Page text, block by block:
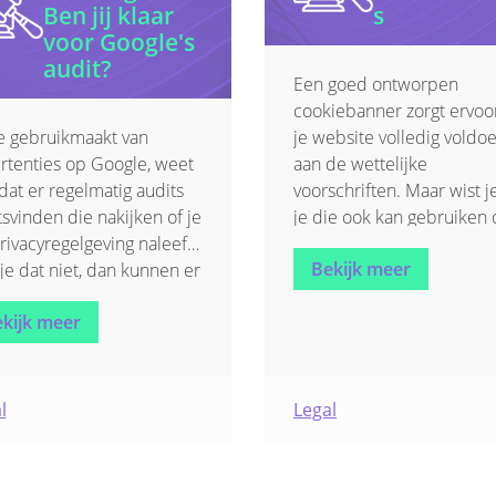
Ben jij klaar
voor Google's
audit?
gebruikmaakt van
op Google, weet
er regelmatig audits
die nakijken of je
naleeft.
dat niet, dan kunnen er
of boetes volgen. Het
Nelissen
maakte dit beknopt
om verrassingen te
meer
s
Een goed ontworpen
cookiebanner zorgt
je website volledig
aan de wettelijke
voorschriften. Maar wist
je die ook kan gebruiken
toestemming te verkrijgen
voor andere
persoonsgegevens dan
Advocatenkantoor Nelissen
Bekijk meer
Legal